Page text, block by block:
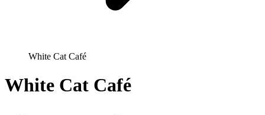
White Cat Café
White Cat Café